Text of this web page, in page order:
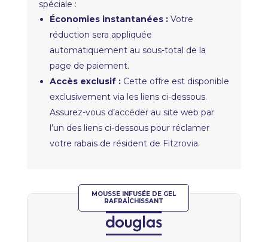
spéciale :
Économies instantanées :Votre
réduction sera appliquée
automatiquement au sous-total de la
page de paiement.
Accès exclusif : Cette offre est disponible
exclusivement via les liens ci-dessous.
Assurez-vous d’accéder au site web par
l’un des liens ci-dessous pour réclamer
votre rabais de résident de Fitzrovia.
MOUSSE INFUSÉE DE GEL
RAFRAÎCHISSANT